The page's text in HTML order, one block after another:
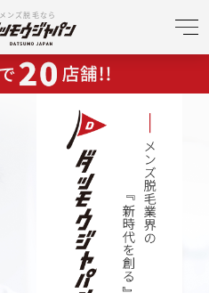
メンズ脱毛なら